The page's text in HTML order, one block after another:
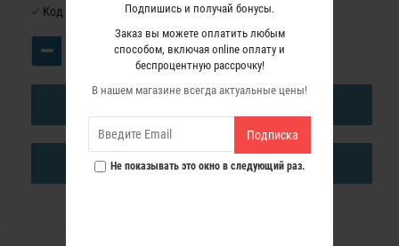
Подпишись и получай бонусы.
Заказ вы можете оплатить любым
способом, включая online оплату и
беспроцентную рассрочку!
В нашем магазине всегда актуальные цены!
Подписка
Не показывать это окно в следующий раз.
Код товара: 4591020
КУПИТЬ В ОДИН КЛИК